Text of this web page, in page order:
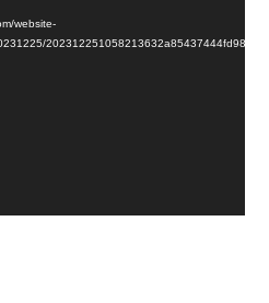
website-